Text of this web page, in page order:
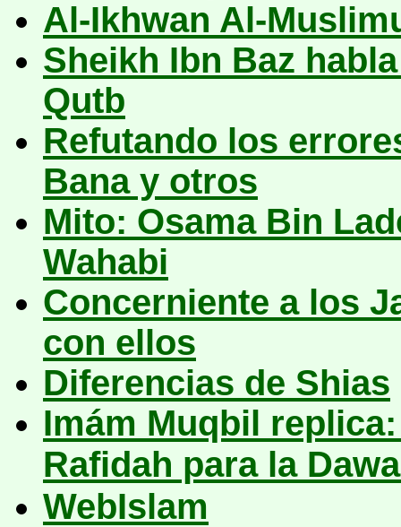
Al-Ikhwan Al-
Sheikh Ibn Baz
Qutb
Refutando los
Bana y otros
Mito: Osama Bin
Wahabi
Concerniente a los
con ellos
Diferencias de Shias
Imám Muqbil
Rafidah para la
WebIslam